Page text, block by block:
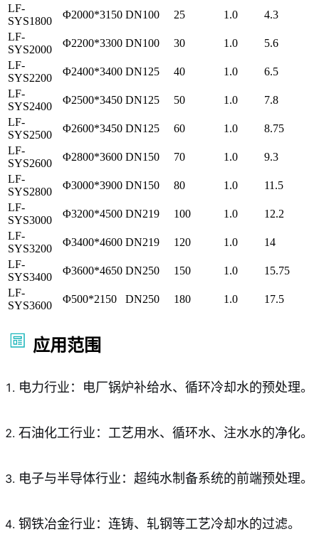
LF-
SYS1800
Φ2000*3150 DN100 25 1.0
4.3
LF-
SYS2000
Φ2200*3300 DN100 30 1.0
5.6
LF-
SYS2200
Φ2400*3400 DN125 40 1.0
6.5
LF-
SYS2400
Φ2500*3450 DN125 50 1.0
7.8
LF-
SYS2500
Φ2600*3450 DN125 60 1.0
8.75
LF-
SYS2600
Φ2800*3600 DN150 70 1.0
9.3
LF-
SYS2800
Φ3000*3900 DN150 80 1.0
11.5
LF-
SYS3000
Φ3200*4500 DN219 100 1.0
12.2
LF-
SYS3200
Φ3400*4600 DN219 120 1.0
14
LF-
SYS3400
Φ3600*4650 DN250 150 1.0
15.75
LF-
SYS3600
Φ500*2150 DN250 180 1.0 17.5
应用范围
电力行业：电厂锅炉补给水、循环冷却水的预处理。
石油化工行业：工艺用水、循环水、注水水的净化。
电子与半导体行业：超纯水制备系统的前端预处理。
钢铁冶金行业：连铸、轧钢等工艺冷却水的过滤。